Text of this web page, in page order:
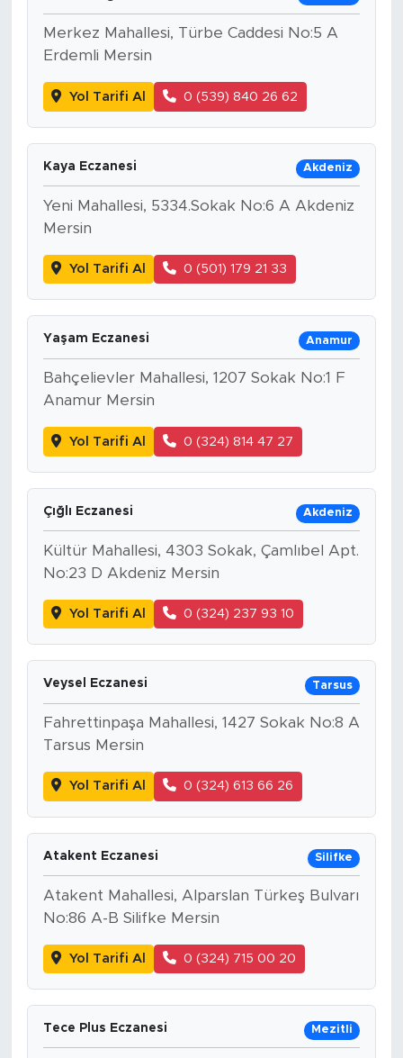
Merkez Mahallesi, Türbe Caddesi No:5 A
Erdemli Mersin
Yol Tarifi Al 0 (539) 840 26 62
Kaya Eczanesi Akdeniz
Yeni Mahallesi, 5334.Sokak No:6 A Akdeniz
Mersin
Yol Tarifi Al 0 (501) 179 21 33
Yaşam Eczanesi Anamur
Bahçelievler Mahallesi, 1207 Sokak No:1 F
Anamur Mersin
Yol Tarifi Al 0 (324) 814 47 27
Çığlı Eczanesi Akdeniz
Kültür Mahallesi, 4303 Sokak, Çamlıbel Apt.
No:23 D Akdeniz Mersin
Yol Tarifi Al 0 (324) 237 93 10
Veysel Eczanesi Tarsus
Fahrettinpaşa Mahallesi, 1427 Sokak No:8 A
Tarsus Mersin
Yol Tarifi Al 0 (324) 613 66 26
Atakent Eczanesi Silifke
Atakent Mahallesi, Alparslan Türkeş Bulvarı
No:86 A-B Silifke Mersin
Yol Tarifi Al 0 (324) 715 00 20
Tece Plus Eczanesi Mezitli